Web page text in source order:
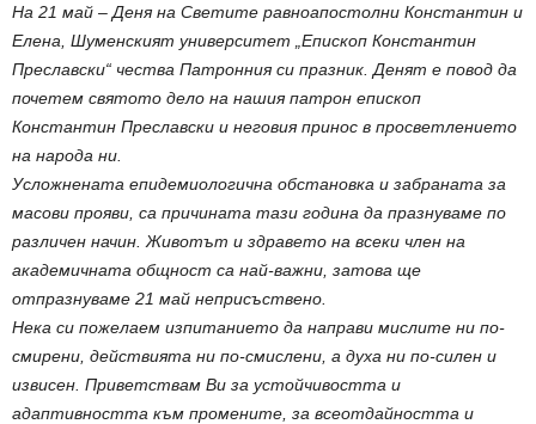
На 21 май – Деня на Светите равноапостолни Константин и
Елена, Шуменският университет „Епископ Константин
Преславски“ чества Патронния си празник. Денят е повод да
почетем святото дело на нашия патрон епископ
Константин Преславски и неговия принос в просветлението
на народа ни.
Усложнената епидемиологична обстановка и забраната за
масови прояви, са причината тази година да празнуваме по
различен начин. Животът и здравето на всеки член на
академичната общност са най-важни, затова ще
отпразнуваме 21 май неприсъствено.
Нека си пожелаем изпитанието да направи мислите ни по-
смирени, действията ни по-смислени, а духа ни по-силен и
извисен. Приветствам Ви за устойчивостта и
адаптивността към промените, за всеотдайността и